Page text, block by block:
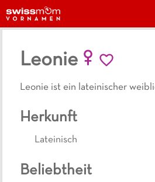
Leonie
Leonie ist ein lateinischer
Herkunft
Lateinisch
Beliebtheit